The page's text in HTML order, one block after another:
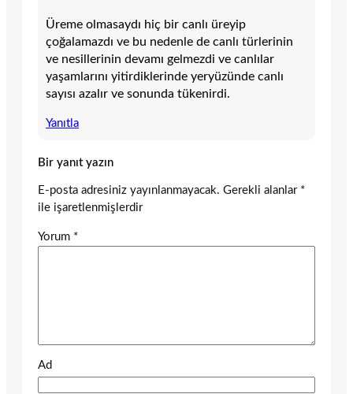
Üreme olmasaydı hiç bir canlı üreyip
çoğalamazdı ve bu nedenle de canlı türlerinin
ve nesillerinin devamı gelmezdi ve canlılar
yaşamlarını yitirdiklerinde yeryüzünde canlı
sayısı azalır ve sonunda tükenirdi.
Yanıtla
Bir yanıt yazın
E-posta adresiniz yayınlanmayacak. Gerekli alanlar *
ile işaretlenmişlerdir
Yorum *
Ad